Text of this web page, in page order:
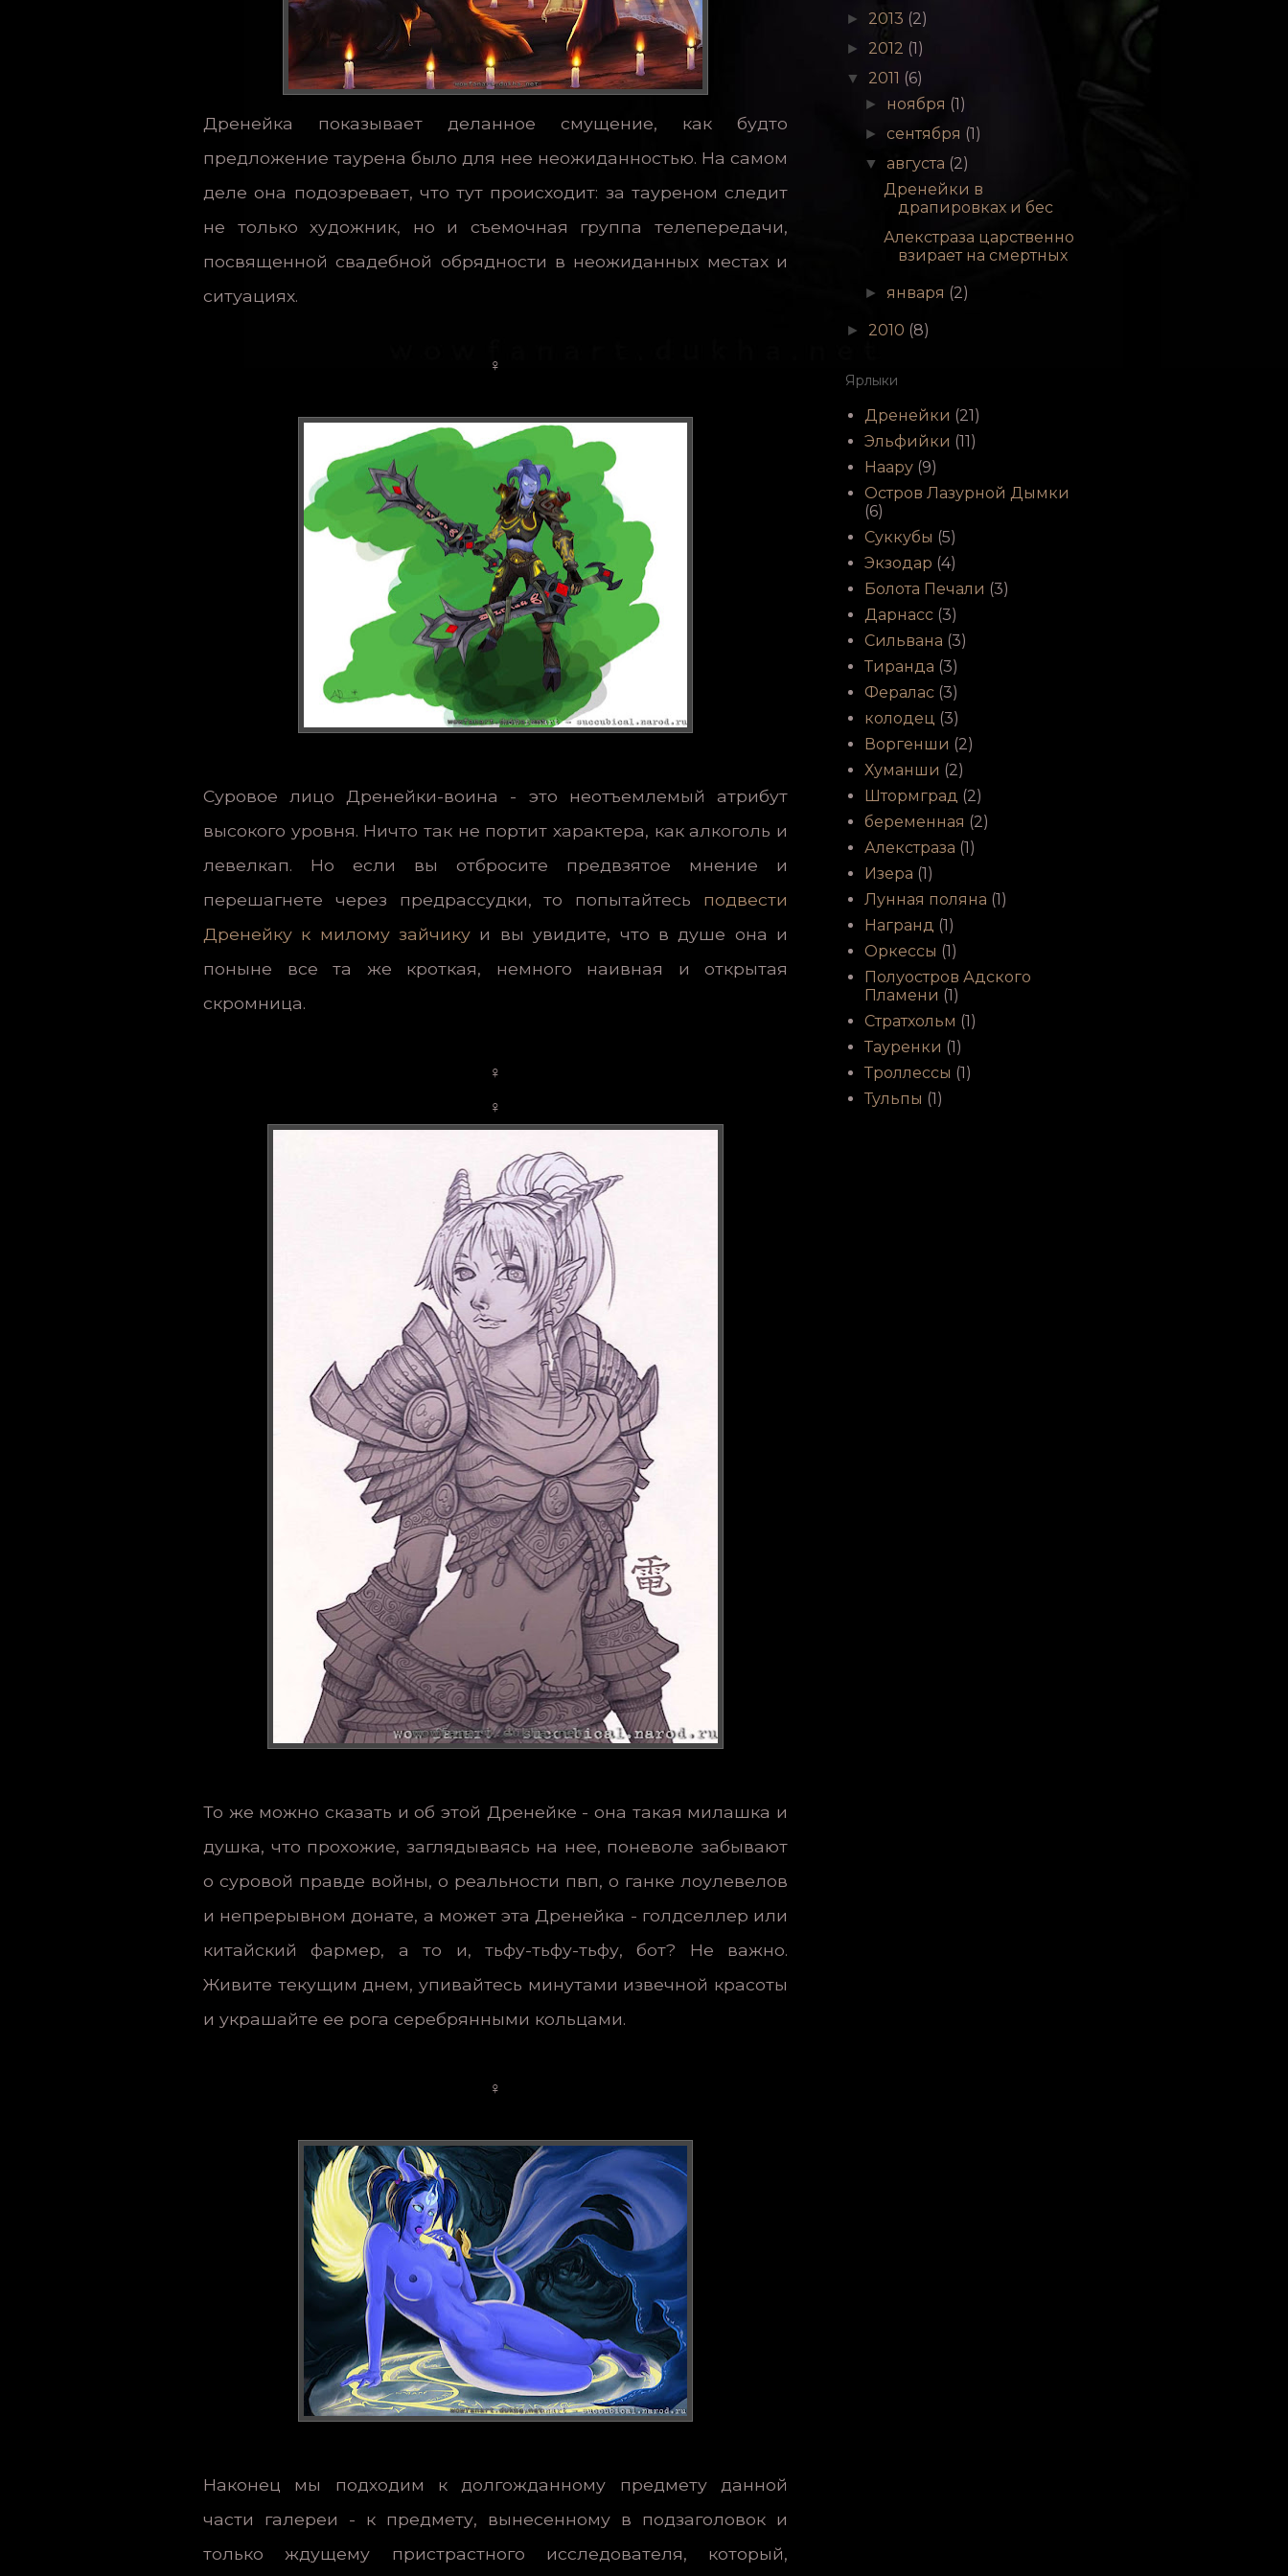
Дренейка показывает деланное смущение, как будто
предложение таурена было для нее неожиданностью. На самом
деле она подозревает, что тут происходит: за тауреном следит
не только художник, но и съемочная группа телепередачи,
посвященной свадебной обрядности в неожиданных местах и
ситуациях.
♀
Суровое лицо Дренейки-воина - это неотъемлемый атрибут
высокого уровня. Ничто так не портит характера, как алкоголь и
левелкап. Но если вы отбросите предвзятое мнение и
перешагнете через предрассудки, то попытайтесь подвести
Дренейку к милому зайчику и вы увидите, что в душе она и
поныне все та же кроткая, немного наивная и открытая
скромница.
♀
♀
То же можно сказать и об этой Дренейке - она такая милашка и
душка, что прохожие, заглядываясь на нее, поневоле забывают
о суровой правде войны, о реальности пвп, о ганке лоулевелов
и непрерывном донате, а может эта Дренейка - голдселлер или
китайский фармер, а то и, тьфу-тьфу-тьфу, бот? Не важно.
Живите текущим днем, упивайтесь минутами извечной красоты
и украшайте ее рога серебрянными кольцами.
♀
Наконец мы подходим к долгожданному предмету данной
части галереи - к предмету, вынесенному в подзаголовок и
только ждущему пристрастного исследователя, который,
► 2013 (2)
► 2012 (1)
▼ 2011 (6)
► ноября (1)
►сентября (1)
▼августа (2)
Дренейки в
драпировках и бес
Алекстраза царственно
взирает на смертных
► января (2)
► 2010 (8)
Ярлыки
Дренейки (21)
Эльфийки (11)
Наару (9)
Остров Лазурной Дымки
(6)
Суккубы (5)
Экзодар (4)
Болота Печали (3)
Дарнасс (3)
Сильвана (3)
Тиранда (3)
Фералас (3)
колодец (3)
Воргенши (2)
Хуманши (2)
Штормград (2)
беременная (2)
Алекстраза (1)
Изера (1)
Лунная поляна (1)
Награнд (1)
Оркессы (1)
Полуостров Адского
Пламени (1)
Стратхольм (1)
Тауренки (1)
Троллессы (1)
Тульпы (1)